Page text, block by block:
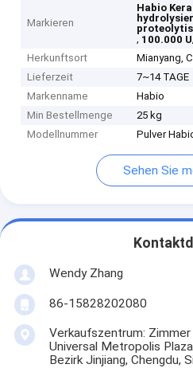
Markieren
Habio
, 100.000
Herkunftsort
Mianyang,
Lieferzeit
7~14 TAGE
Markenname
Habio
Min Bestellmenge
25 kg
Modellnummer
Pulver
Sehen Sie
Wendy Zhang
86-15828202080
Verkaufszentrum:
Universal Metropolis
Bezirk Jinjiang, Chengdu,